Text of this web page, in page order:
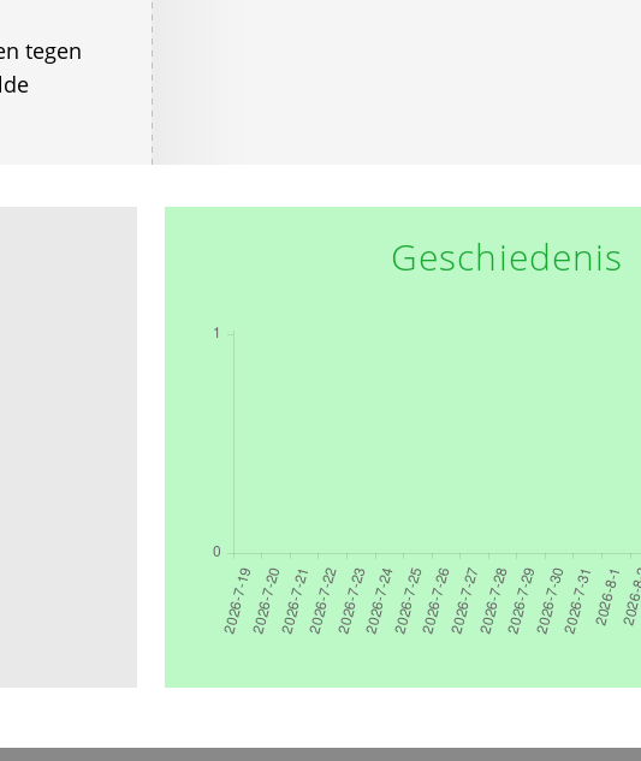
tegen
Geschiedenis